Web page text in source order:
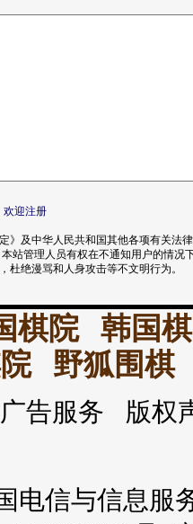
欢迎注册
》及中华人民共和国其他各项有关法
站管理人员有权在不通知用户的情况
杜绝漫骂和人身攻击等不文明行为。
棋院
韩国
野狐围棋
告服务 版
电信与信息